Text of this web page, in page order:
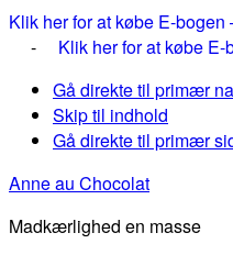
Klik her for at købe E-
- Klik her for at købe
Gå direkte til primær
Skip til indhold
Gå direkte til primær
Anne au Chocolat
Madkærlighed en masse